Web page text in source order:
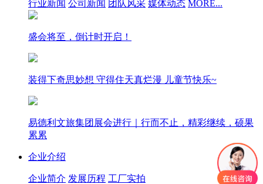
行业新闻 公司新闻 团队风采 媒体动态 MORE...
盛会将至，倒计时开启！
装得下奇思妙想 守得住天真烂漫 儿童节快乐~
易德利文旅集团展会进行｜行而不止，精彩继续，硕果
累累
企业介绍
企业简介 发展历程 工厂实拍